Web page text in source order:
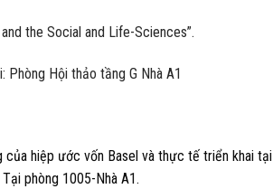
the Social and Life-Sciences”.
Phòng Hội thảo tầng G Nhà A1
của hiệp ước vốn Basel và thực tế triển khai tại
phòng 1005-Nhà A1.